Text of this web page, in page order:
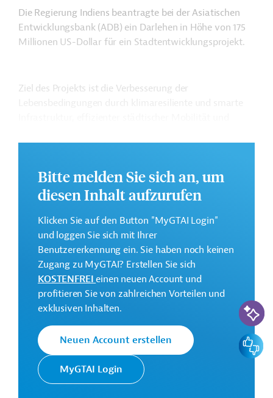
Die Regierung Indiens beantragte bei der Asiatischen
Entwicklungsbank (ADB) ein Darlehen in Höhe von 175
Millionen US-Dollar für ein Stadtentwicklungsprojekt.
Ziel des Projekts ist die Verbesserung der
Weitere Informationen zu dem geplanten
Entwicklungsprojekt finden Sie auf derWebseite der
.
GTAI informiert über dieADB: Schwerpunkte,
Regularien und praktische Hinweise zur
Geschäftsanbahnung.
Geberbeitrag:
175 Millionen US-Dollar (Darlehen; beantragt)
Kontaktadressen
Bitte melden Sie sich an, um
diesen Inhalt aufzurufen
Klicken Sie auf den Button "MyGTAI Login"
und loggen Sie sich mit Ihrer
Benutzererkennung ein. Sie haben noch keinen
Zugang zu MyGTAI? Erstellen Sie sich
KOSTENFREIeinen neuen Account und
profitieren Sie von zahlreichen Vorteilen und
exklusiven Inhalten.
Neuen Account erstellen
MyGTAI Login
KI-